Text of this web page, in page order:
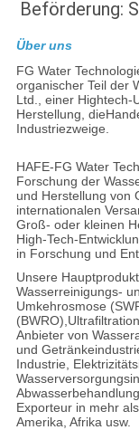
Beförderung:
Über uns
FG Water
organischer Teil der
Ltd., einer Hightech-
Herstellung,
Industriezweige.
HAFE-FG Water
Forschung der
und Herstellung von
internationalen
Groß- oder kleinen
High-Tech-
in Forschung und
Unsere
Wasserreinigungs-
Umkehrosmose
Anbieter von
und
Industrie,
Exporteur in mehr
Amerika, Afrika usw.